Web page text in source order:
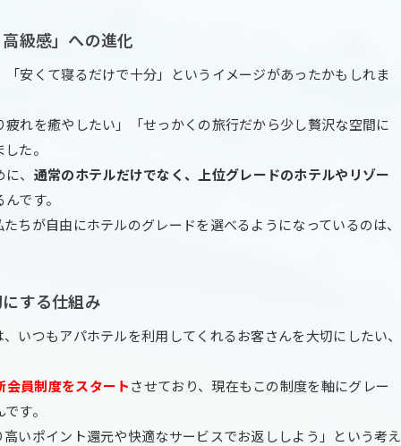
級感」への進化
安くて寝るだけで十分」というイメージがあったかもしれま
れを癒やしたい」「せっかくの旅行だから少し贅沢な空間に
た。
、 通常のホテルだけでなく、上位グレードのホテルやリゾー
です。
ちが自由にホテルのグレードを選べるようになっているのは、
する仕組み
いつもアパホテルを利用してくれるお客さんを大切にしたい、
員制度をスタートさせており、現在もこの制度を軸にグレー
す。
高いポイント還元や快適なサービスでお返ししよう」という考え